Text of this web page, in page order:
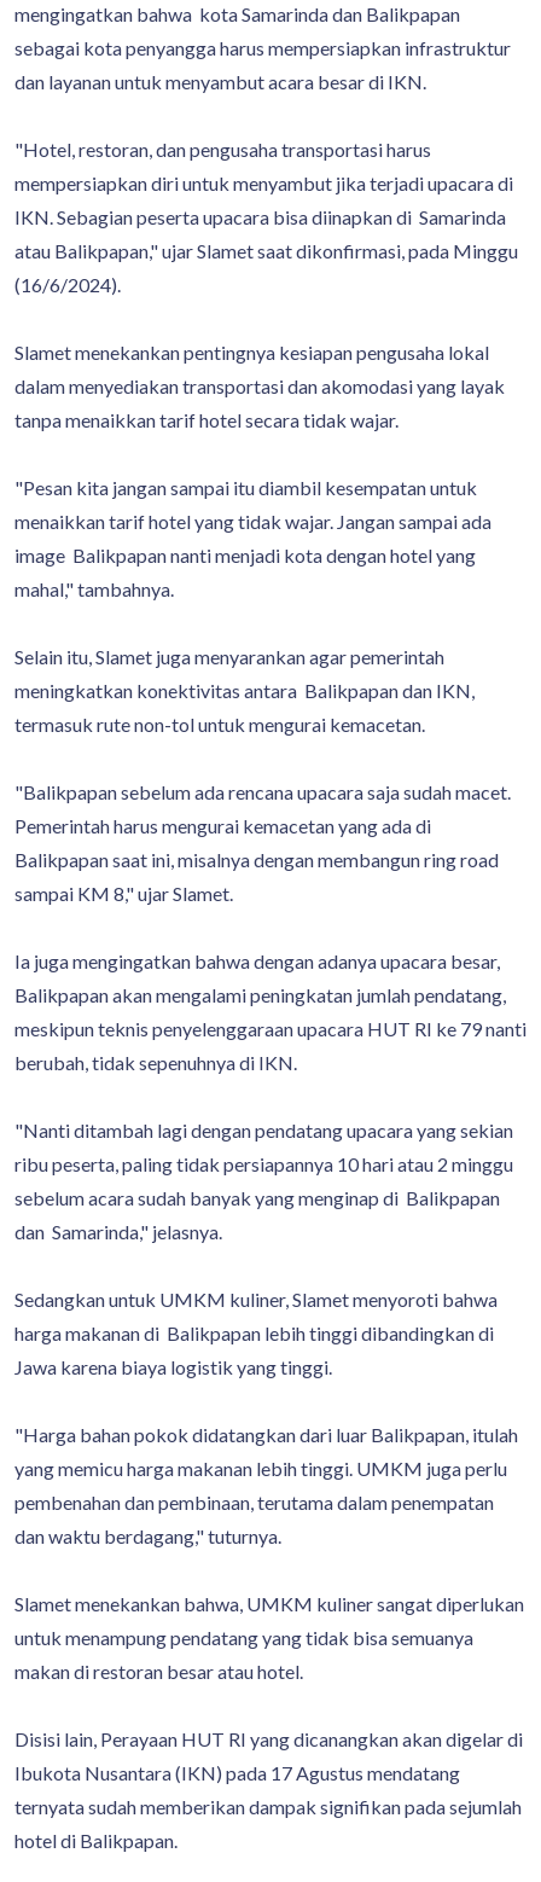
mengingatkan bahwa kota Samarinda dan Balikpapan
sebagai kota penyangga harus mempersiapkan infrastruktur
dan layanan untuk menyambut acara besar di IKN.
"Hotel, restoran, dan pengusaha transportasi harus
mempersiapkan diri untuk menyambut jika terjadi upacara di
IKN. Sebagian peserta upacara bisa diinapkan di Samarinda
atau Balikpapan," ujar Slamet saat dikonfirmasi, pada Minggu
(16/6/2024).
Slamet menekankan pentingnya kesiapan pengusaha lokal
dalam menyediakan transportasi dan akomodasi yang layak
tanpa menaikkan tarif hotel secara tidak wajar.
"Pesan kita jangan sampai itu diambil kesempatan untuk
menaikkan tarif hotel yang tidak wajar. Jangan sampai ada
image Balikpapan nanti menjadi kota dengan hotel yang
mahal," tambahnya.
Selain itu, Slamet juga menyarankan agar pemerintah
meningkatkan konektivitas antara Balikpapan dan IKN,
termasuk rute non-tol untuk mengurai kemacetan.
"Balikpapan sebelum ada rencana upacara saja sudah macet.
Pemerintah harus mengurai kemacetan yang ada di
Balikpapan saat ini, misalnya dengan membangun ring road
sampai KM 8," ujar Slamet.
Ia juga mengingatkan bahwa dengan adanya upacara besar,
Balikpapan akan mengalami peningkatan jumlah pendatang,
meskipun teknis penyelenggaraan upacara HUT RI ke 79 nanti
berubah, tidak sepenuhnya di IKN.
"Nanti ditambah lagi dengan pendatang upacara yang sekian
ribu peserta, paling tidak persiapannya 10 hari atau 2 minggu
sebelum acara sudah banyak yang menginap di Balikpapan
dan Samarinda," jelasnya.
Sedangkan untuk UMKM kuliner, Slamet menyoroti bahwa
harga makanan di Balikpapan lebih tinggi dibandingkan di
Jawa karena biaya logistik yang tinggi.
"Harga bahan pokok didatangkan dari luar Balikpapan, itulah
yang memicu harga makanan lebih tinggi. UMKM juga perlu
pembenahan dan pembinaan, terutama dalam penempatan
dan waktu berdagang," tuturnya.
Slamet menekankan bahwa, UMKM kuliner sangat diperlukan
untuk menampung pendatang yang tidak bisa semuanya
makan di restoran besar atau hotel.
Disisi lain, Perayaan HUT RI yang dicanangkan akan digelar di
Ibukota Nusantara (IKN) pada 17 Agustus mendatang
ternyata sudah memberikan dampak signifikan pada sejumlah
hotel di Balikpapan.